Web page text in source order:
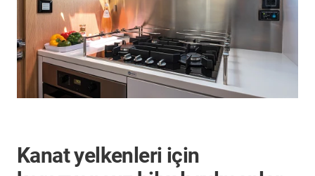
Kanat yelkenleri için